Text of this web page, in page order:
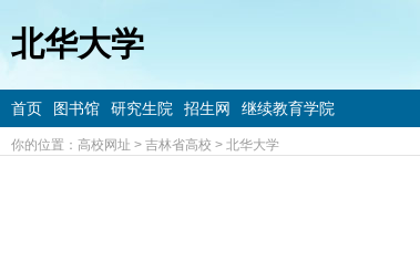
北华大学
首页 图书馆 研究生院 招生网 继续教育学院
你的位置： 高校网址 > 吉林省高校 > 北华大学